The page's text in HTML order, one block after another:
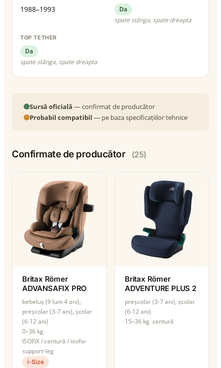
1988–1993 Da
spate stânga, spate dreapta
TOP TETHER
Da
spate stânga, spate dreapta
Sursă oficială — confirmat de producător
Probabil compatibil — pe baza specificațiilor tehnice
Confirmate de producător (25)
Britax Römer
ADVANSAFIX PRO
bebeluș (9 luni-4 ani),
preșcolar (3-7 ani), școlar
(6-12 ani)
0–36 kg
ISOFIX / centură / isofix-
support-leg
i-Size
Britax Römer
ADVENTURE PLUS 2
preșcolar (3-7 ani), școlar
(6-12 ani)
15–36 kg centură